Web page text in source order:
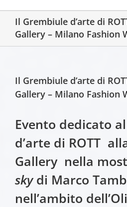
Il Grembiule d’arte di
Gallery – Milano Fashion
Il Grembiule d’arte di
Gallery – Milano Fashion
Evento dedicato
d’arte di ROTT
Gallery nella
skydi Marco
nell’ambito